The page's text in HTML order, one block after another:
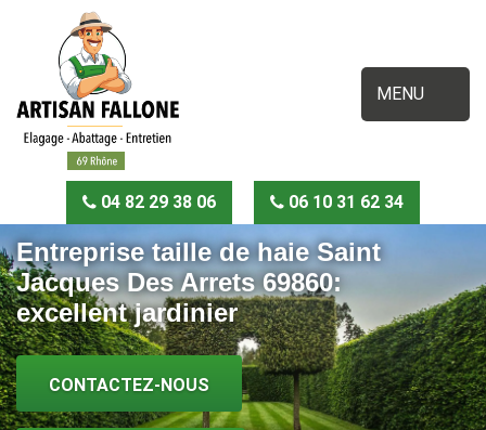
MENU
04 82 29 38 06 06 10 31 62 34
Entreprise taille de haie Saint
Jacques Des Arrets 69860:
excellent jardinier
CONTACTEZ-NOUS